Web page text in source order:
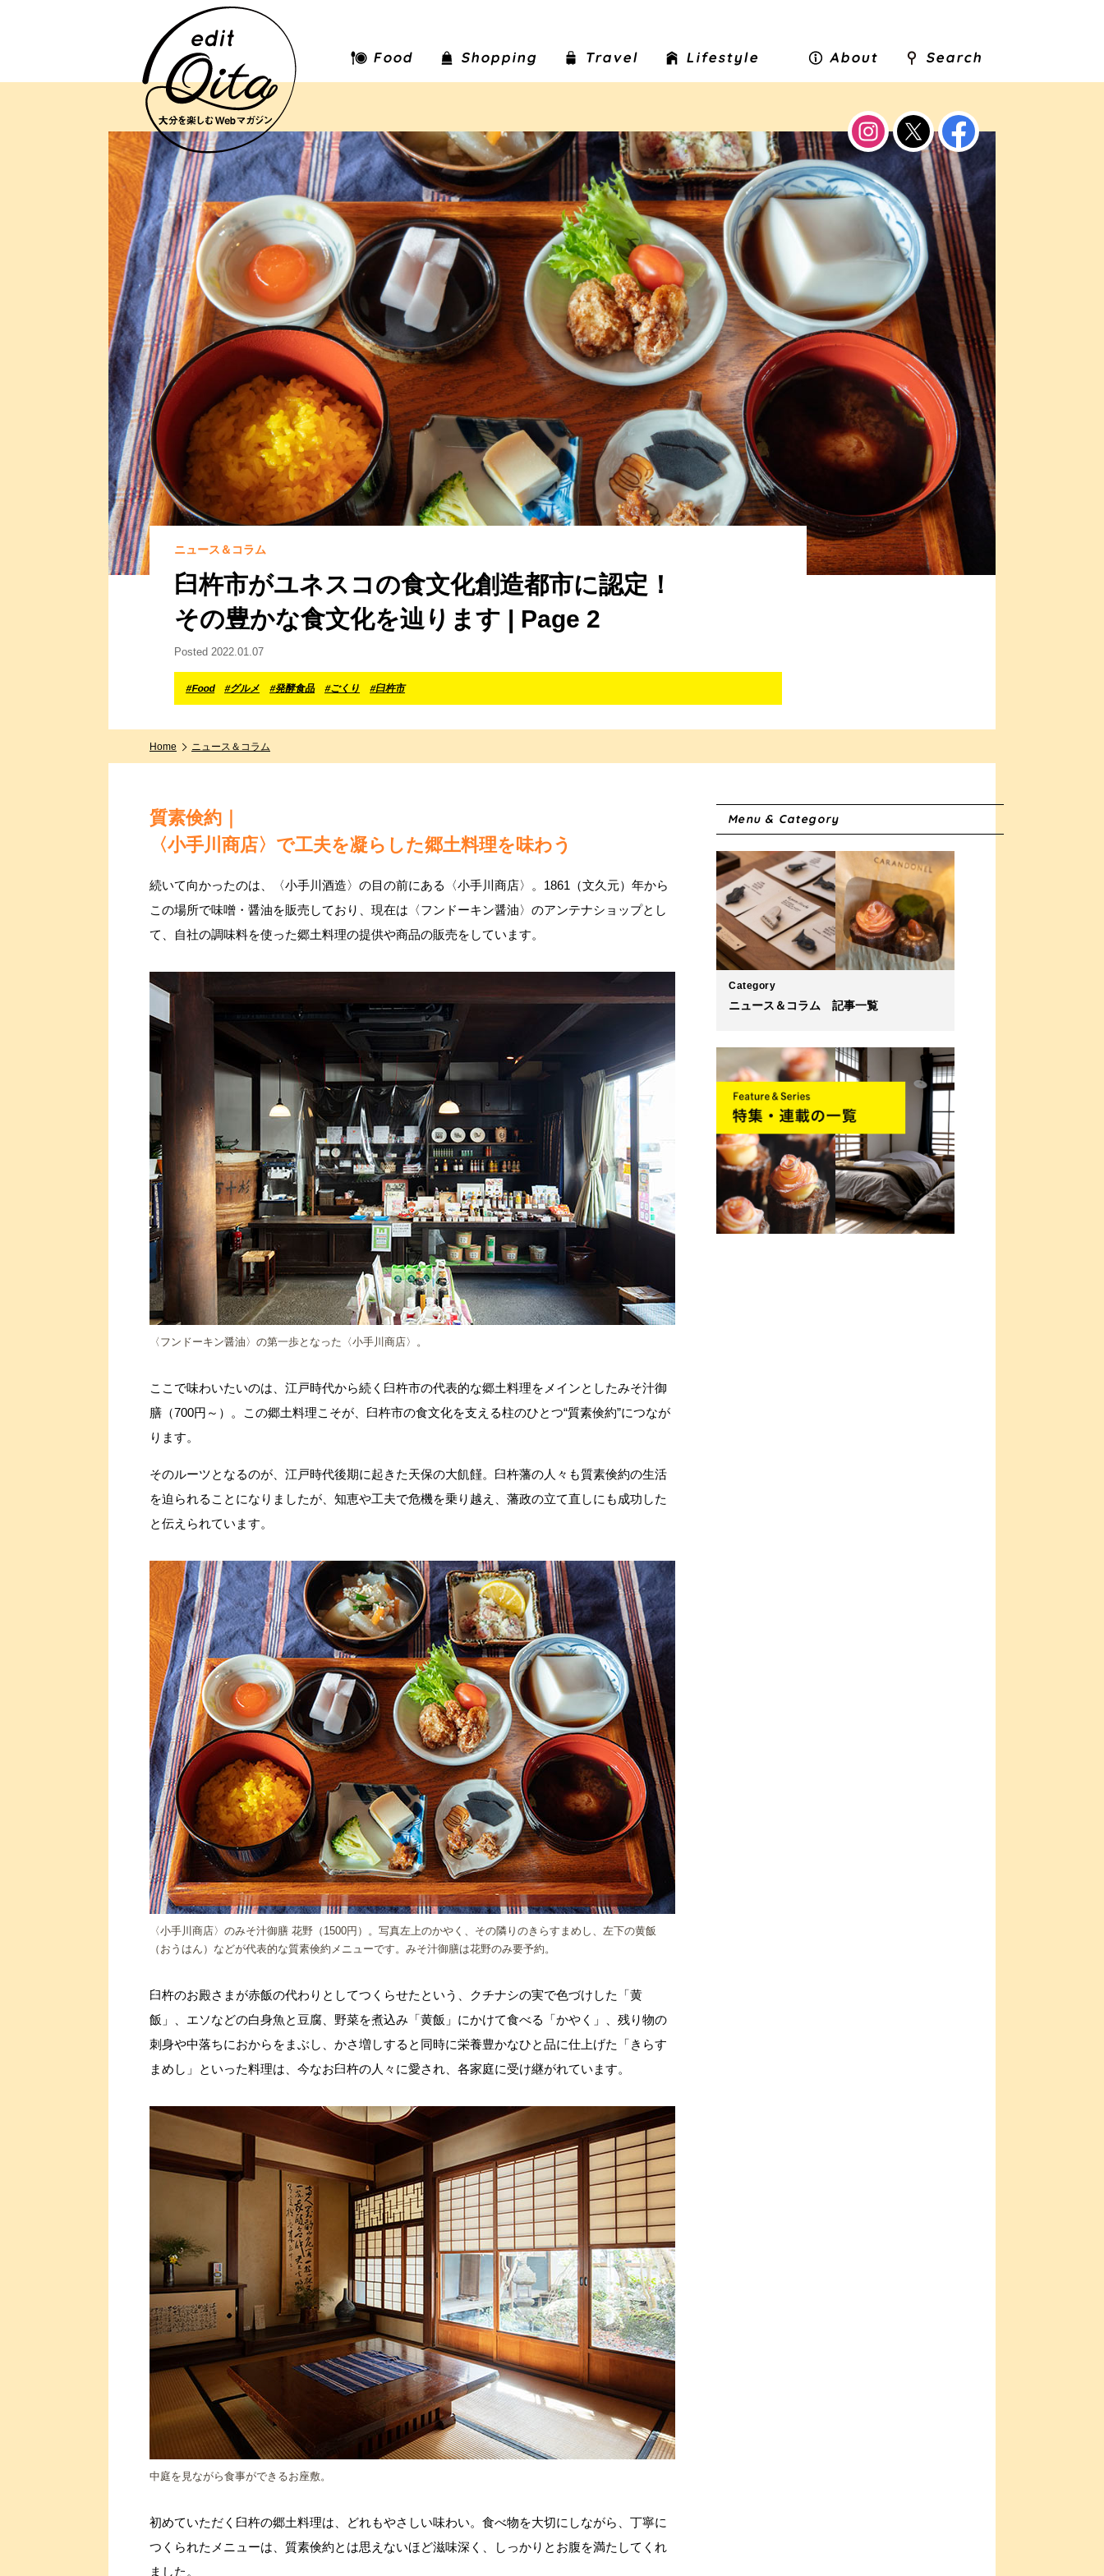
Food Shopping Travel Lifestyle About Search
ニュース＆コラム
臼杵市がユネスコの食文化創造都市に認定！
その豊かな食文化を辿ります | Page 2
Posted 2022.01.07
#Food #グルメ #発酵食品 #ごくり #臼杵市
Home ニュース＆コラム
質素倹約｜
〈小手川商店〉で工夫を凝らした郷土料理を味わう
続いて向かったのは、〈小手川酒造〉の目の前にある〈小手川商店〉。1861（文久元）年から
この場所で味噌・醤油を販売しており、現在は〈フンドーキン醤油〉のアンテナショップとし
て、自社の調味料を使った郷土料理の提供や商品の販売をしています。
〈フンドーキン醤油〉の第一歩となった〈小手川商店〉。
ここで味わいたいのは、江戸時代から続く臼杵市の代表的な郷土料理をメインとしたみそ汁御
膳（700円～）。この郷土料理こそが、臼杵市の食文化を支える柱のひとつ“質素倹約”につなが
ります。
そのルーツとなるのが、江戸時代後期に起きた天保の大飢饉。臼杵藩の人々も質素倹約の生活
を迫られることになりましたが、知恵や工夫で危機を乗り越え、藩政の立て直しにも成功した
と伝えられています。
〈小手川商店〉のみそ汁御膳 花野（1500円）。写真左上のかやく、その隣りのきらすまめし、左下の黄飯
（おうはん）などが代表的な質素倹約メニューです。みそ汁御膳は花野のみ要予約。
臼杵のお殿さまが赤飯の代わりとしてつくらせたという、クチナシの実で色づけした「黄
飯」、エソなどの白身魚と豆腐、野菜を煮込み「黄飯」にかけて食べる「かやく」、残り物の
刺身や中落ちにおからをまぶし、かさ増しすると同時に栄養豊かなひと品に仕上げた「きらす
まめし」といった料理は、今なお臼杵の人々に愛され、各家庭に受け継がれています。
中庭を見ながら食事ができるお座敷。
初めていただく臼杵の郷土料理は、どれもやさしい味わい。食べ物を大切にしながら、丁寧に
つくられたメニューは、質素倹約とは思えないほど滋味深く、しっかりとお腹を満たしてくれ
ました。
Menu & Category
Category
ニュース＆コラム 記事一覧